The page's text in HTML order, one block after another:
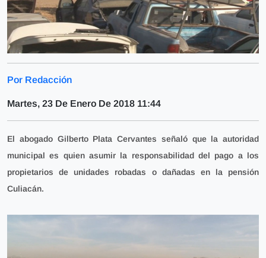
Por Redacción
Martes, 23 De Enero De 2018 11:44
El abogado Gilberto Plata Cervantes señaló que la autoridad
municipal es quien asumir la responsabilidad del pago a los
propietarios de unidades robadas o dañadas en la pensión
Culiacán.